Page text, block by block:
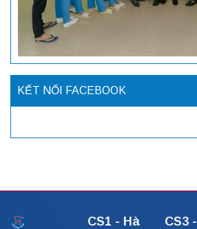
KẾT NỐI FACEBOOK
CS1 - Hà
CS3 -